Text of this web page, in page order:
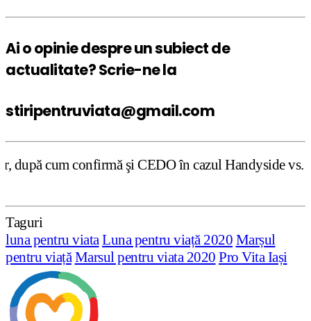
Ai o opinie despre un subiect de
actualitate? Scrie-ne la
stiripentruviata@gmail.com
şi CEDO în cazul Handyside vs. UK (para 49),
Taguri
luna pentru viataLuna pentru viață 2020 Marșul
pentru viață Marsul pentru viata 2020 Pro Vita Iași